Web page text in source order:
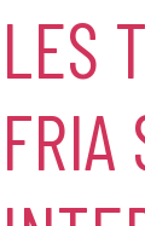
LES
FRIA